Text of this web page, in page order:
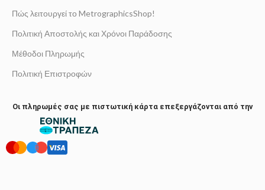
Πώς λειτουργεί το MetrographicsShop!
Πολιτική Αποστολής και Χρόνοι Παράδοσης
Μέθοδοι Πληρωμής
Πολιτική Επιστροφών
Οι πληρωμές σας με πιστωτική κάρτα επεξεργάζονται από την